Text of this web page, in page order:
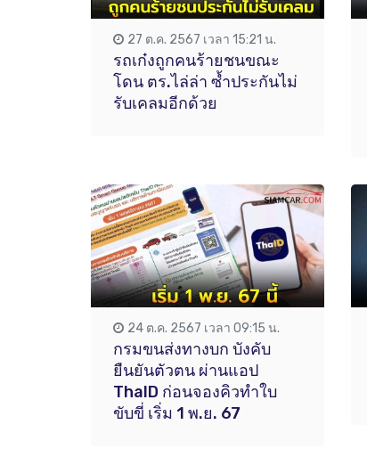
27 ต.ค. 2567 เวลา 15:21 น.
รถเก๋งถูกคนร้ายชนขณะ
โดน ตร.ไล่ล่า ซ้ำประกันไม่
รับเคลมอีกด้วย
24 ต.ค. 2567 เวลา 09:15 น.
กรมขนส่งทางบก บังคับ
ยืนยันตัวตน ผ่านแอป
ThaID ก่อนจองคิวทำใบ
ขับขี่ เริ่ม 1 พ.ย. 67